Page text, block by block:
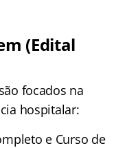
(Edital
focados na
hospitalar:
e Curso de